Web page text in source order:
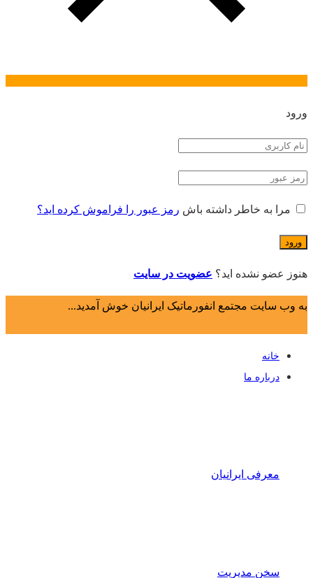
ورود
مرا به خاطر داشته باش رمز عبور را فراموش کرده اید؟
هنوز عضو نشده اید؟ عضویت در سایت
به وب سایت مجتمع انفورماتیک ایرانیان خوش آمدید...
خانه
درباره ما
معرفی ایرانیان
سخن مدیریت